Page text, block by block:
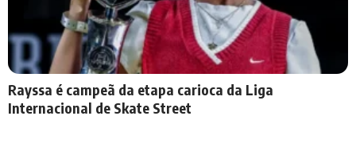
Rayssa é campeã da etapa carioca da Liga
Internacional de Skate Street